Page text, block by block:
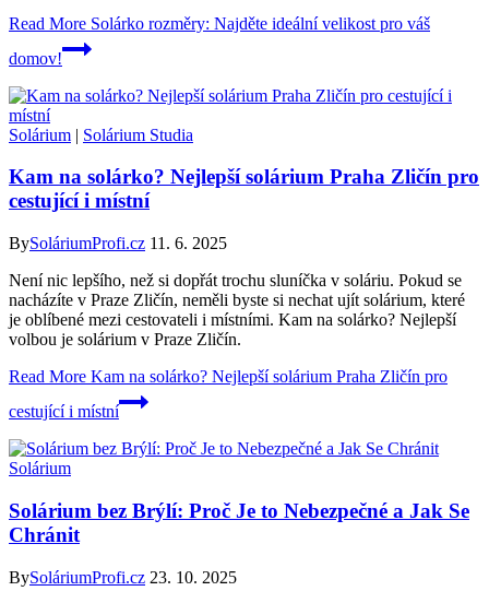
Read More Solárko rozměry: Najděte ideální velikost pro váš
domov!
Solárium | Solárium Studia
Kam na solárko? Nejlepší solárium Praha Zličín pro
cestující i místní
BySoláriumProfi.cz 11. 6. 2025
Není nic lepšího, než si dopřát trochu sluníčka v soláriu. Pokud se
nacházíte v Praze Zličín, neměli byste si nechat ujít solárium, které
je oblíbené mezi cestovateli i místními. Kam na solárko? Nejlepší
volbou je solárium v Praze Zličín.
Read More Kam na solárko? Nejlepší solárium Praha Zličín pro
cestující i místní
Solárium
Solárium bez Brýlí: Proč Je to Nebezpečné a Jak Se
Chránit
BySoláriumProfi.cz 23. 10. 2025